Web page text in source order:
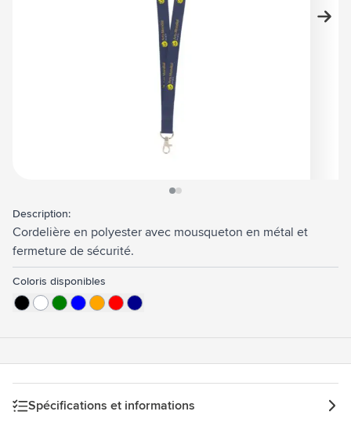
Description:
Cordelière en polyester avec mousqueton en métal et
fermeture de sécurité.
Coloris disponibles
Spécifications et informations